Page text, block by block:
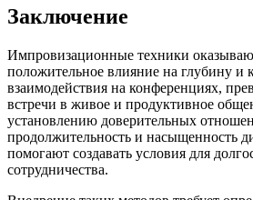
Заключение
Импровизационные техники
положительное влияние на глубину и
взаимодействия на конференциях,
встречи в живое и продуктивное
установлению доверительных
продолжительность и насыщенность
помогают создавать условия для
сотрудничества.